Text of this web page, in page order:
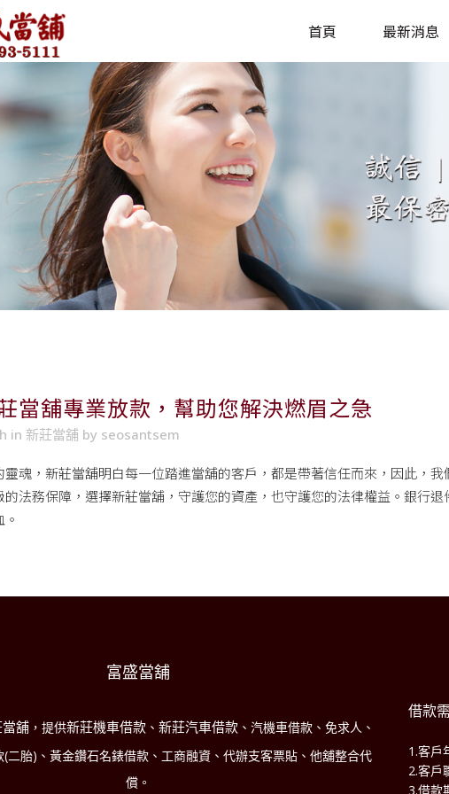
首頁 最新消息
當舖專業放款，幫助您解決燃眉之急
in 新莊當舖 by seosantsem
魂， 新莊當舖明白每一位踏進當舖的客戶，都是帶著信任而來，因此，
的法務保障，選擇新莊當舖，守護您的資產，也守護您的法律權益。銀行
富盛當舖
舖 ，提供新莊機車借款 、 新莊汽車借款 、汽機車借款、免求人、
二胎)、黃金鑽石名錶借款、工商融資、代辦支客票貼、他舖整合代
償。
借款
1.客戶
2.客戶
3.借款